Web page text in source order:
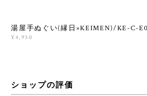
湯屋手ぬぐい(縁日×KEIMEN)/KE-C-
¥4,950
ショップの評価